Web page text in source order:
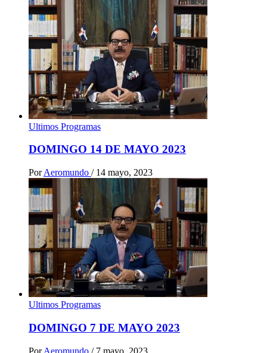
Ultimos Programas
DOMINGO 14 DE MAYO 2023
Por Aeromundo / 14 mayo, 2023
Ultimos Programas
DOMINGO 7 DE MAYO 2023
Por Aeromundo / 7 mayo, 2023